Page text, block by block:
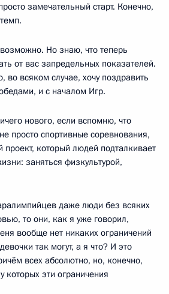
замечательный старт. Конечно,
возможно. Но знаю, что теперь
от вас запредельных показателей.
во всяком случае, хочу поздравить
и с началом Игр.
нового, если вспомню, что
просто спортивные соревнования,
который людей подталкивает
заняться физкультурой,
даже люди без всяких
то они, как я уже говорил,
вообще нет никаких ограничений
так могут, а я что? И это
всех абсолютно, но, конечно,
которых эти ограничения